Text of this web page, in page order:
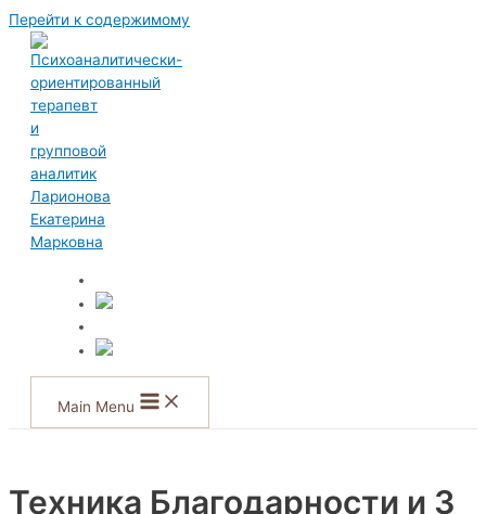
Перейти к содержимому
Main Menu
Техника Благодарности и 3